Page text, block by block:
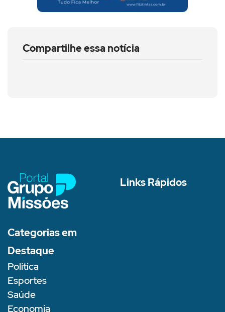
Compartilhe essa notícia
Links Rápidos
Categorias em
Destaque
Política
Esportes
Saúde
Economia